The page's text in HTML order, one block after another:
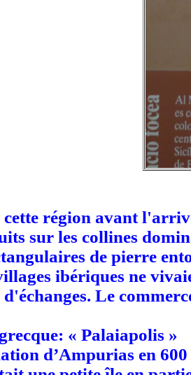
région avant
sur les collines
de pierre
ibériques ne
Le
« Palaiapolis »
d’Ampurias en